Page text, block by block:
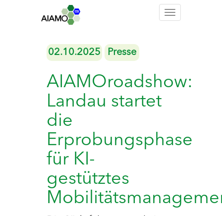
Toggle
02.10.2025 Presse
AIAMOroadshow:
Landau startet
die
Erprobungsphase
für KI-
gestütztes